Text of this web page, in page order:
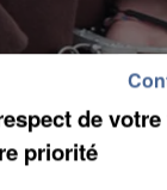
de
priorité